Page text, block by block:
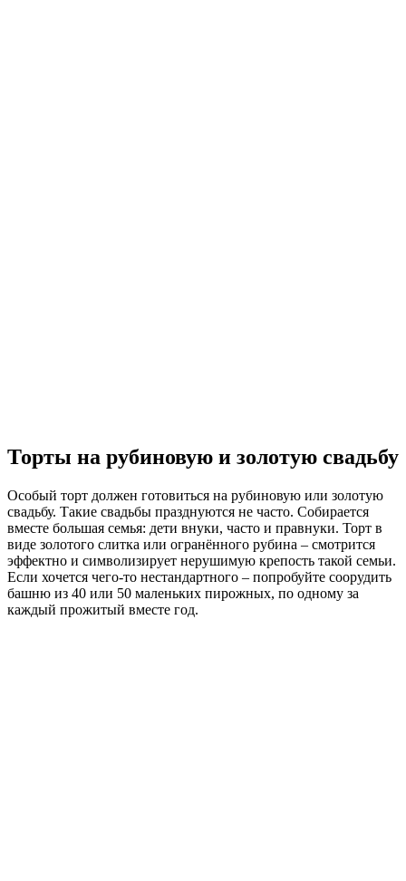
Торты на рубиновую и золотую свадьбу
Особый торт должен готовиться на рубиновую или золотую
свадьбу. Такие свадьбы празднуются не часто. Собирается
вместе большая семья: дети внуки, часто и правнуки. Торт в
виде золотого слитка или огранённого рубина – смотрится
эффектно и символизирует нерушимую крепость такой семьи.
Если хочется чего-то нестандартного – попробуйте соорудить
башню из 40 или 50 маленьких пирожных, по одному за
каждый прожитый вместе год.